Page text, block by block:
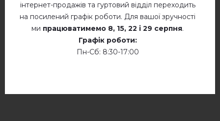
ВІДГУКИ ПРО МЕЛАНІЯ (НЮД З ШАМПАНСЬКИМ)
Немає відгуків про цей товар.
Не сушити у барабанній сушці
Суха хімчистка
Сушити у розкладеному стані
інтернет-продажів та гуртовий відділ переходить
на посилений графік роботи. Для вашої зручності
ми працюватимемо 8, 15, 22 і 29 серпня.
Графік роботи:
Пн-Сб: 8:30-17:00